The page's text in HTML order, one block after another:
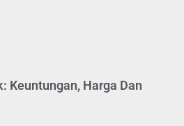
Keuntungan, Harga Dan